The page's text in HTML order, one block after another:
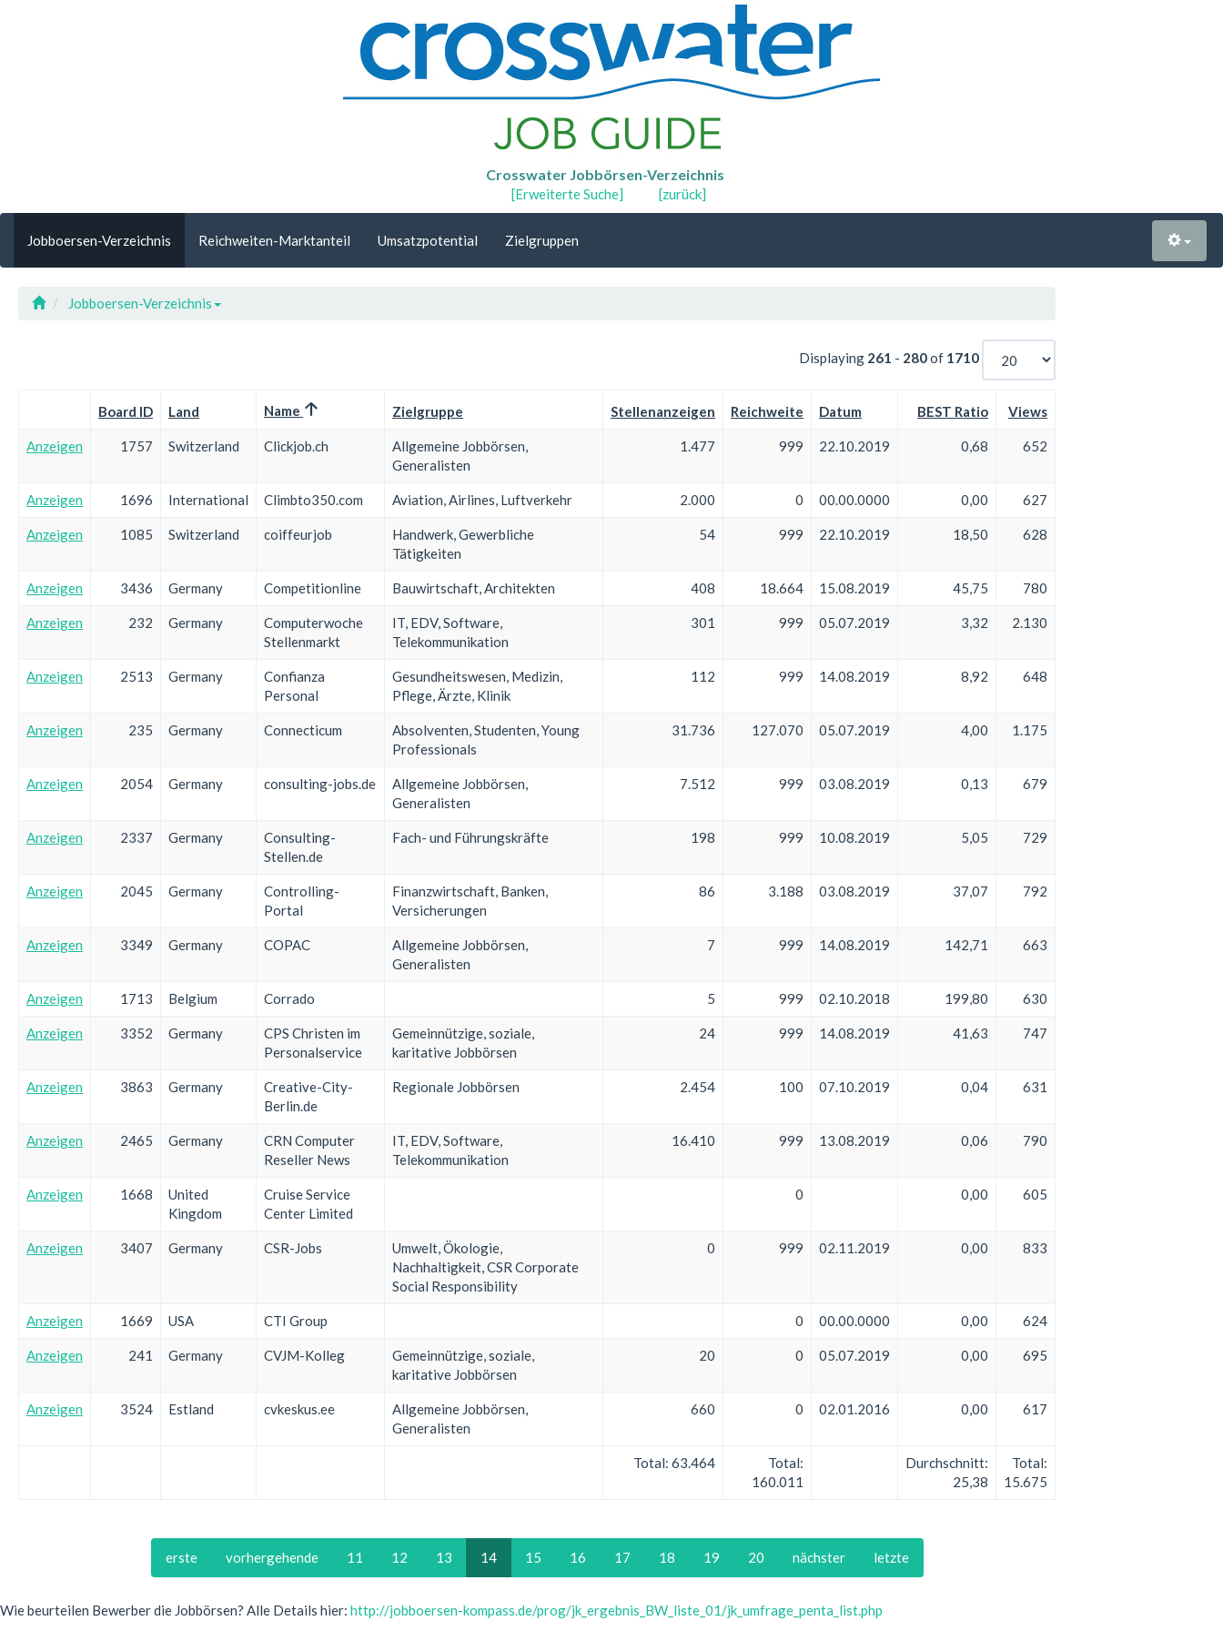
Crosswater Jobbörsen-Verzeichnis
[Erweiterte Suche] [zurück]
Jobboersen-Verzeichnis Reichweiten-Marktanteil Umsatzpotential Zielgruppen
Jobboersen-Verzeichnis
Displaying 261 - 280of 1710
Board ID Land Name Zielgruppe Stellenanzeigen Reichweite Datum BEST Ratio Views
Anzeigen 1757 Switzerland Clickjob.ch
Allgemeine Jobbörsen,
Generalisten
1.477 999 22.10.2019 0,68 652
Anzeigen 1696 International Climbto350.com Aviation, Airlines, Luftverkehr 2.000 0 00.00.0000 0,00 627
Anzeigen 1085 Switzerland coiffeurjob
Handwerk, Gewerbliche
Tätigkeiten
54 999 22.10.2019 18,50 628
Anzeigen 3436 Germany Competitionline Bauwirtschaft, Architekten 408 18.664 15.08.2019 45,75 780
Anzeigen 232 Germany
Computerwoche
Stellenmarkt
IT, EDV, Software,
Telekommunikation
301 999 05.07.2019 3,32 2.130
Anzeigen 2513 Germany
Confianza
Personal
Gesundheitswesen, Medizin,
Pflege, Ärzte, Klinik
112 999 14.08.2019 8,92 648
Anzeigen 235 Germany Connecticum
Absolventen, Studenten, Young
Professionals
31.736 127.070 05.07.2019 4,00 1.175
Anzeigen 2054 Germany consulting-jobs.de
Allgemeine Jobbörsen,
Generalisten
7.512 999 03.08.2019 0,13 679
Anzeigen 2337 Germany
Consulting-
Stellen.de
Fach- und Führungskräfte 198 999 10.08.2019 5,05 729
Anzeigen 2045 Germany
Controlling-
Portal
Finanzwirtschaft, Banken,
Versicherungen
86 3.188 03.08.2019 37,07 792
Anzeigen 3349 Germany COPAC
Allgemeine Jobbörsen,
Generalisten
7 999 14.08.2019 142,71 663
Anzeigen 1713 Belgium Corrado 5 999 02.10.2018 199,80 630
Anzeigen 3352 Germany
CPS Christen im
Personalservice
Gemeinnützige, soziale,
karitative Jobbörsen
24 999 14.08.2019 41,63 747
Anzeigen 3863 Germany
Creative-City-
Berlin.de
Regionale Jobbörsen 2.454 100 07.10.2019 0,04 631
Anzeigen 2465 Germany
CRN Computer
Reseller News
IT, EDV, Software,
Telekommunikation
16.410 999 13.08.2019 0,06 790
Anzeigen 1668
United
Kingdom
Cruise Service
Center Limited
0 0,00 605
Anzeigen 3407 Germany CSR-Jobs
Umwelt, Ökologie,
Nachhaltigkeit, CSR Corporate
Social Responsibility
0 999 02.11.2019 0,00 833
Anzeigen 1669 USA CTI Group 0 00.00.0000 0,00 624
Anzeigen 241 Germany CVJM-Kolleg
Gemeinnützige, soziale,
karitative Jobbörsen
20 0 05.07.2019 0,00 695
Anzeigen 3524 Estland cvkeskus.ee
Allgemeine Jobbörsen,
Generalisten
660 0 02.01.2016 0,00 617
Total: 63.464
Total:
160.011
Durchschnitt:
25,38
Total:
15.675
erste vorhergehende 11 12 13 14 15 16 17 18 19 20 nächster letzte
Wie beurteilen Bewerber die Jobbörsen? Alle Details hier: http://jobboersen-kompass.de/prog/jk_ergebnis_BW_liste_01/jk_umfrage_penta_list.php